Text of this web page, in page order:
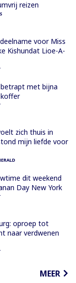
reizen
voor Miss
Kishundat Lioe-A-
met bijna
zich thuis in
mijn liefde voor
dit weekend
Day New York
oproep tot
naar verdwenen
MEER